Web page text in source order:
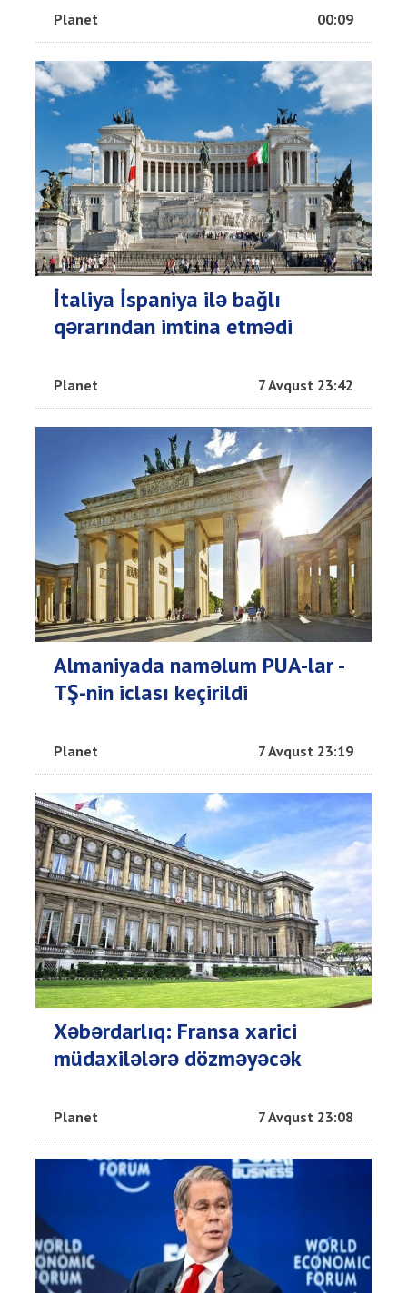
Planet 00:09
İtaliya İspaniya ilə bağlı
qərarından imtina etmədi
Planet 7 Avqust 23:42
Almaniyada naməlum PUA-lar -
TŞ-nin iclası keçirildi
Planet 7 Avqust 23:19
Xəbərdarlıq: Fransa xarici
müdaxilələrə dözməyəcək
Planet 7 Avqust 23:08